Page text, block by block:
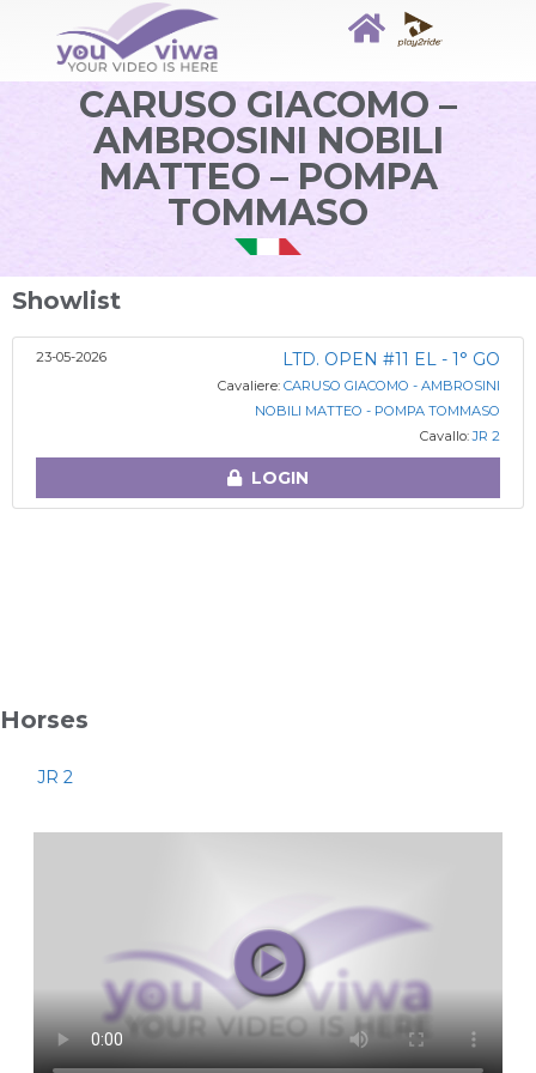
CARUSO GIACOMO –
AMBROSINI NOBILI
MATTEO – POMPA
TOMMASO
Showlist
23-05-2026 LTD. OPEN #11 EL - 1° GO
Cavaliere: CARUSO GIACOMO - AMBROSINI
NOBILI MATTEO - POMPA TOMMASO
Cavallo:JR 2
LOGIN
Horses
JR 2